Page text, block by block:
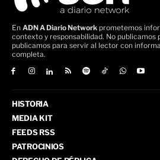
En ADN A Diario Network prometemos
contexto y responsabilidad. No publicamos
publicamos para servir al lector con
completa.
HISTORIA
MEDIA KIT
FEEDS RSS
PATROCINIOS